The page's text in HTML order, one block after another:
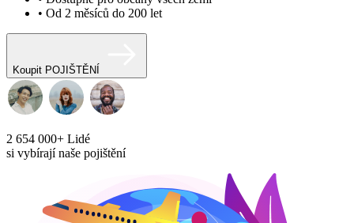
• Od 2 měsíců do 200 let
Koupit POJIŠTĚNÍ
2 654 000+ Lidé
si vybírají naše pojištění